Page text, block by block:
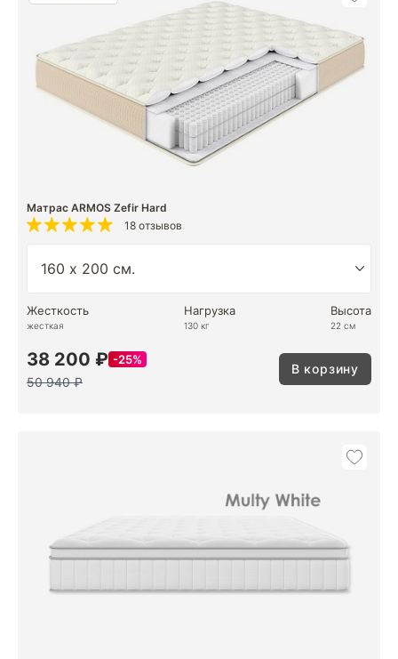
Матрас ARMOS Zefir Hard
18 отзывов
Жесткость
жесткая
Нагрузка
130 кг
Высота
22 см
38 200 ₽ 25%
50 940 ₽
В корзину